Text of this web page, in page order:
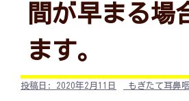
間が早まる場
ます。
投稿日: 2020年2月11日 もぎたて耳鼻